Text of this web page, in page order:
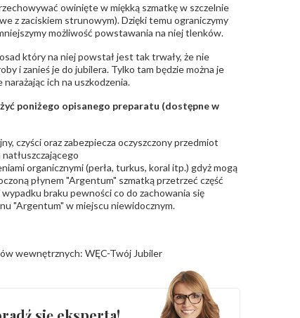
owinięte w miękką szmatkę w szczelnie
z zaciskiem strunowym). Dzięki temu ograniczymy
możliwość powstawania na niej tlenków.
który na niej powstał jest tak trwały, że nie
i zanieś je do jubilera. Tylko tam będzie można je
ich na uszkodzenia.
poniżego opisanego preparatu (dostępne w
czyści oraz zabezpiecza oczyszczony przedmiot
organicznymi (perła, turkus, koral itp.) gdyż mogą
płynem "Argentum" szmatką przetrzeć część
braku pewności co do zachowania się
"Argentum" w miejscu niewidocznym.
wewnętrznych: WĘC-Twój Jubiler